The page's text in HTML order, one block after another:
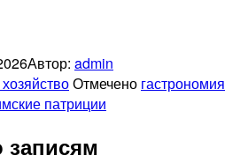
Автор: admin
Отмечено гастрономия
патриции
записям